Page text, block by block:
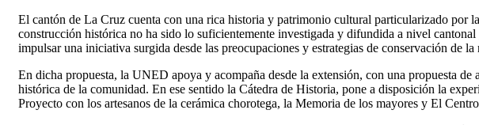
El cantón de La Cruz cuenta con una rica historia y patrimonio cultural particularizado por
construcción histórica no ha sido lo suficientemente investigada y difundida a nivel
impulsar una iniciativa surgida desde las preocupaciones y estrategias de conservación de
En dicha propuesta, la UNED apoya y acompaña desde la extensión, con una propuesta
histórica de la comunidad. En ese sentido la Cátedra de Historia, pone a disposición la
Proyecto con los artesanos de la cerámica chorotega, la Memoria de los mayores y El